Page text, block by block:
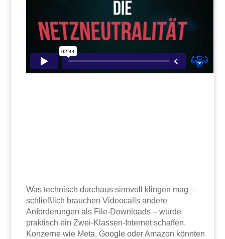
Was technisch durchaus sinnvoll klingen mag –
schließlich brauchen Videocalls andere
Anforderungen als File-Downloads – würde
praktisch ein Zwei-Klassen-Internet schaffen.
Konzerne wie Meta, Google oder Amazon könnten